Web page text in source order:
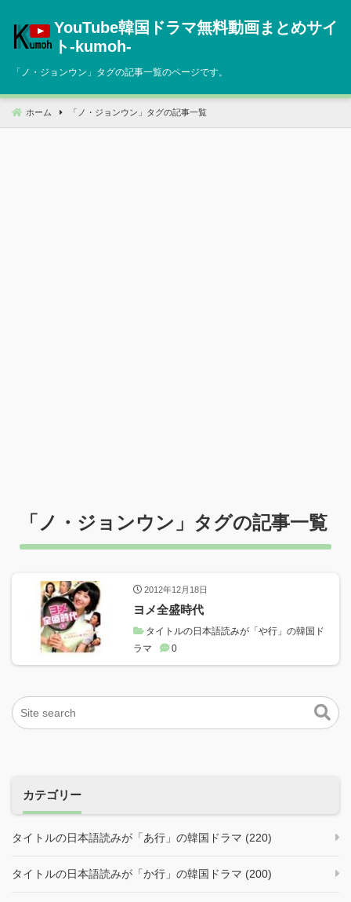
へ
動
YouTube韓国ドラマ無料動画まとめサイ
ト‐kumoh‐
「 ノ・ジョンウン 」タグの記事一覧のページです。
ホーム 「 ノ・ジョンウン 」タグの記事一覧
「 ノ・ジョンウン 」タグの記事一覧
2012年12月18日
ヨメ全盛時代
タイトルの日本語読みが「や行」の韓国ド
ラマ
0
カテゴリー
タイトルの日本語読みが「あ行」の韓国ドラマ (220)
タイトルの日本語読みが「か行」の韓国ドラマ (200)